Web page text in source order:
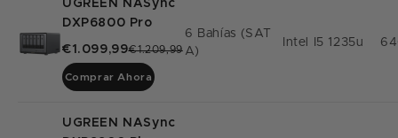
UGREEN NASync
DXP6800 Pro
€1.099,99€1.209,99
Comprar Ahora
6 Bahías (SAT
A)
Intel I5 1235u
UGREEN NASync